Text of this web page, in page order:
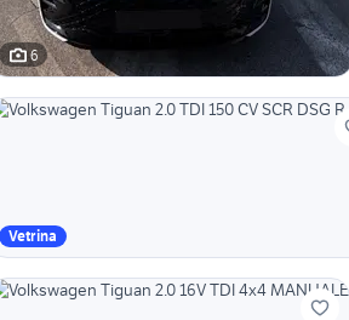
6
Vetrina